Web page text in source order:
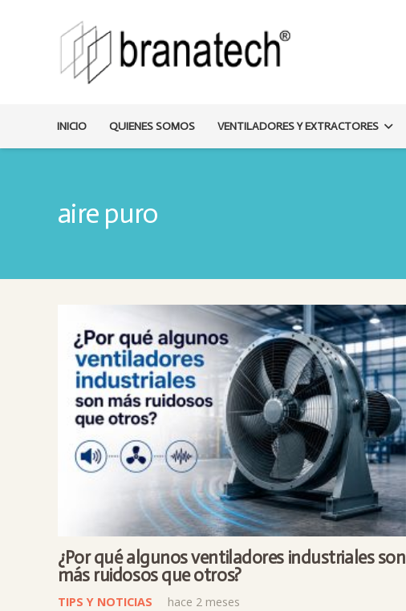
INICIO QUIENES SOMOS VENTILADORES Y EXTRACTORES
aire puro
¿Por qué algunos ventiladores industriales son
más ruidosos que otros?
TIPS Y NOTICIAS hace 2 meses